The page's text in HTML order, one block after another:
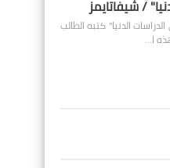
/ شيفاتايمز
الدنيا" كتبه الطالب
ا…